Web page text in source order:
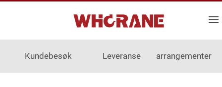
Kundebesøk Leveranse arrangementer